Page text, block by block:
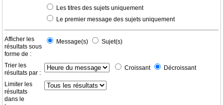
Les titres des sujets uniquement
Le premier message des sujets uniquement
Afficher les
résultats sous
forme de :
Message(s) Sujet(s)
Trier les
résultats par :
Croissant Décroissant
Limiter les
résultats
dans le